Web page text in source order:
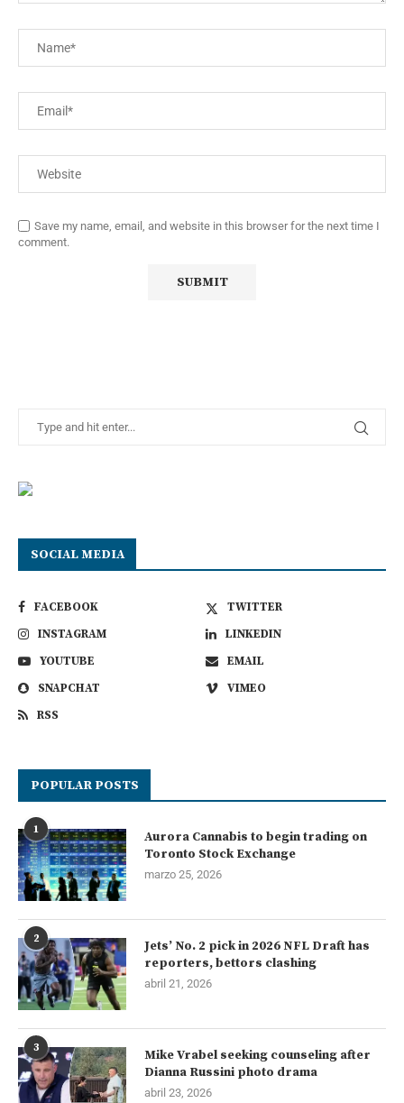
Save my name, email, and website in this browser for the next time I
comment.
SOCIAL MEDIA
FACEBOOK
TWITTER
INSTAGRAM
LINKEDIN
YOUTUBE
EMAIL
SNAPCHAT
VIMEO
RSS
POPULAR POSTS
1
Aurora Cannabis to begin trading on
Toronto Stock Exchange
marzo 25, 2026
2
Jets’ No. 2 pick in 2026 NFL Draft has
reporters, bettors clashing
abril 21, 2026
3
Mike Vrabel seeking counseling after
Dianna Russini photo drama
abril 23, 2026